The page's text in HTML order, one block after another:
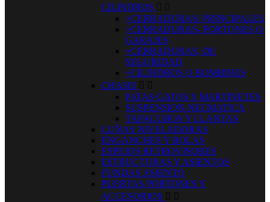
CILINDROS  
+CERRADURAS/ PRINCIPALES
+CERRADURAS- PORTONES O
GARAJES
+CERRADURAS, DE
SEGURIDAD
+CILINDROS O BOMBINES
CHASIS  
PATAS GATOS Y MARTINETES
SUSPENSION NEUMATICA
TAPACUBOS Y LLANTAS
CUÑAS NIVELADORAS
ENGANCHES Y BOLAS
ESPEJOS RETROVISORES
ESTRUCTURAS Y ASIENTOS
FUNDAS ASIENTO
PUERTAS PORTONES Y
ACCESORIOS  